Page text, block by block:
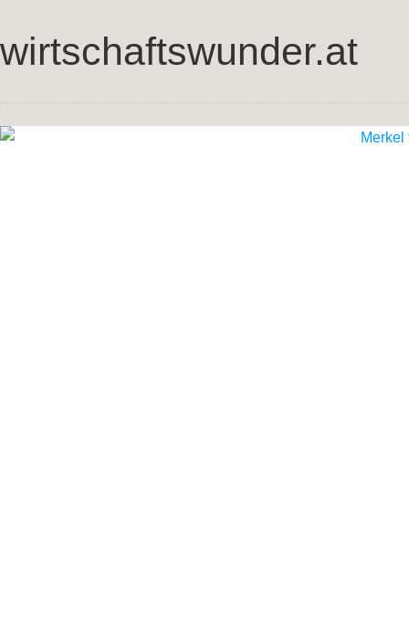
wirtschaftswunder.at